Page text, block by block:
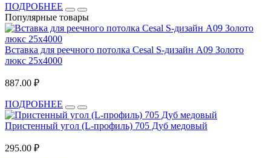
ПОДРОБНЕЕ
Популярные товары
Вставка для реечного потолка Cesal S-дизайн А09 Золото
люкс 25х4000
887.00 ₽
ПОДРОБНЕЕ
Пристенный угол (L-профиль) 705 Дуб медовый
295.00 ₽